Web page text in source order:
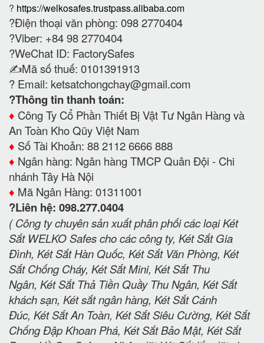
? https://welkosafes.trustpass.alibaba.com
?Điện thoại văn phòng: 098 2770404
?Viber: +84 98 2770404
?WeChat ID: FactorySafes
✍️Mã số thuế: 0101391913
? Email: ketsatchongchay@gmail.com
?Thông tin thanh toán:
♦️ Công Ty Cổ Phần Thiết Bị Vật Tư Ngân Hàng và
An Toàn Kho Qũy Việt Nam
♦️ Số Tài Khoản: 88 2112 6666 888
♦️ Ngân hàng: Ngân hàng TMCP Quân Đội - Chi
nhánh Tây Hà Nội
♦️ Mã Ngân Hàng: 01311001
?Liên hệ: 098.277.0404
( Công ty chuyên sản xuất phân phối các loại Két
Sắt WELKO Safes cho các công ty, Két Sắt Gia
Đình, Két Sắt Hàn Quốc, Két Sắt Văn Phòng, Két
Sắt Chống Cháy, Két Sắt Mini, Két Sắt Thu
Ngân, Két Sắt Thả Tiền Quầy Thu Ngân, Két Sắt
khách sạn, Két sắt ngân hàng, Két Sắt Cánh
Đúc, Két Sắt An Toàn, Két Sắt Siêu Cường, Két Sắt
Chống Đập Khoan Phá, Két Sắt Bảo Mật, Két Sắt